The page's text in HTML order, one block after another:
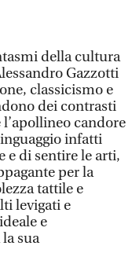
della cultura
Gazzotti
classicismo e
dei contrasti
candore
infatti
e di sentire le arti,
per la
tattile e
levigati e
e
sua